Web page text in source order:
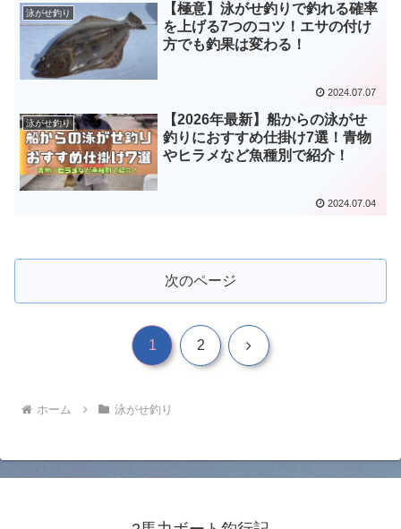
泳がせ釣り
【極意】泳がせ釣りで釣れる確率
を上げる7つのコツ！エサの付け
方でも釣果は変わる！
2024.07.07
泳がせ釣り
【2026年最新】船からの泳がせ
釣りにおすすめ仕掛け7選！青物
やヒラメなど魚種別で紹介！
2024.07.04
次のページ
1 2 次
ホーム 泳がせ釣り